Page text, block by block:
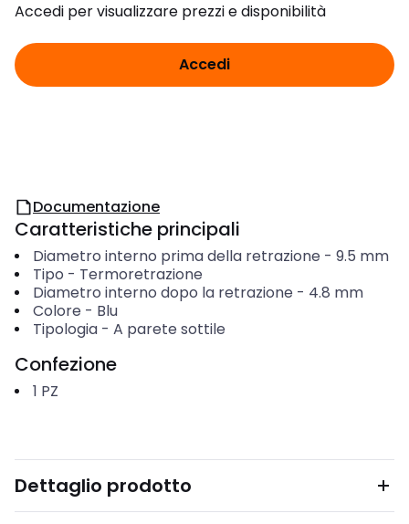
Accedi per visualizzare prezzi e disponibilità
Accedi
Documentazione
Caratteristiche principali
Diametro interno prima della retrazione - 9.5 mm
Tipo - Termoretrazione
Diametro interno dopo la retrazione - 4.8 mm
Colore - Blu
Tipologia- A parete sottile
Confezione
1 PZ
Dettaglio prodotto